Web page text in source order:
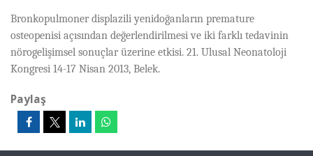
Bronkopulmoner displazili yenidoğanların premature
osteopenisi açısından değerlendirilmesi ve iki farklı tedavinin
nörogelişimsel sonuçlar üzerine etkisi. 21. Ulusal Neonatoloji
Kongresi 14-17 Nisan 2013, Belek.
Paylaş